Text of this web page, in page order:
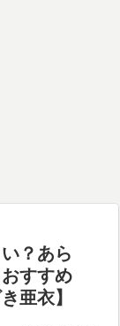
？あら
すすめ
亜衣】